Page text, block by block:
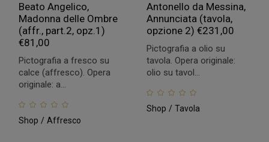
Beato Angelico,
Madonna delle Ombre
(affr., part.2, opz.1)
€81,00
Pictografia a fresco su
calce (affresco). Opera
originale: a...
Shop Affresco
Antonello da Messina,
Annunciata (tavola,
opzione 2) €231,00
Pictografia a olio su
tavola. Opera originale:
olio su tavol...
Shop Tavola